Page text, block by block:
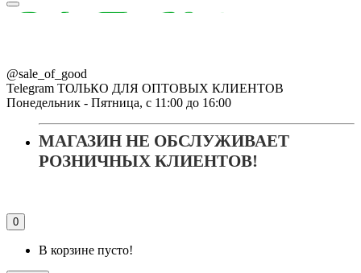
@sale_of_good
Telegram ТОЛЬКО ДЛЯ ОПТОВЫХ КЛИЕНТОВ
Понедельник - Пятница, с 11:00 до 16:00
МАГАЗИН НЕ ОБСЛУЖИВАЕТ
РОЗНИЧНЫХ КЛИЕНТОВ!
0
В корзине пусто!